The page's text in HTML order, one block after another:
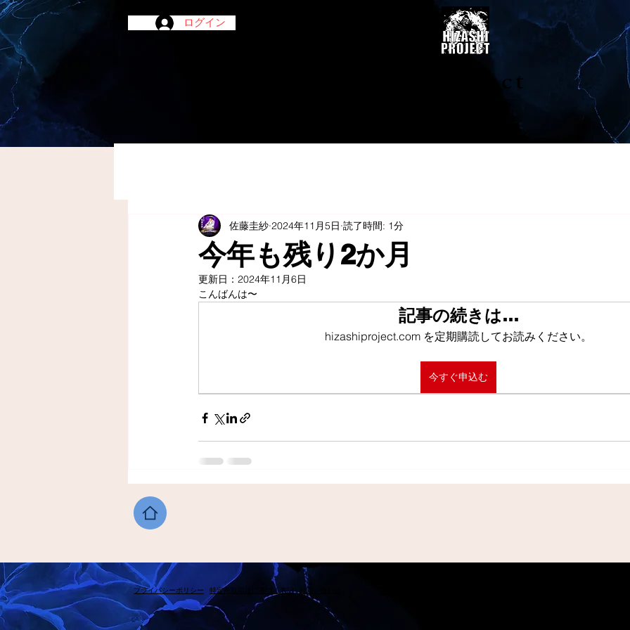
ログイン
陽project
今年も残り2か月
佐藤圭紗 2024年11月5日 読了時間: 1分
更新日： 2024年11月6日
こんばんは〜
記事の続きは…
hizashiproject.com を定期購読してお読みください。
今すぐ申込む
​プライバシーポリシー ​特定商取引法に基づく表記 ​お問い合わせ